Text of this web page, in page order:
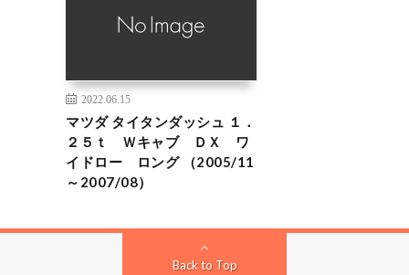
2022.06.15
マツダ タイタンダッシュ １．
２５ｔ Ｗキャブ ＤＸ ワ
イドロー ロング （2005/11
～2007/08）
Back to Top